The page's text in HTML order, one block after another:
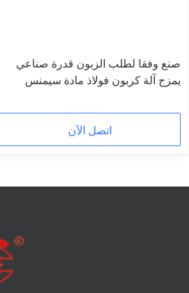
صنع وفقا لطلب الزبون قدرة صناعي
يمزج آلة كربون فولاذ مادة سيمنس
اتصل الآن